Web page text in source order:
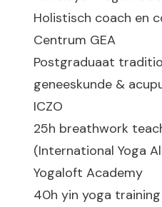
Holistisch coach en
Centrum GEA
Postgraduaat
geneeskunde &
ICZO
25h breathwork
(International Yoga
Yogaloft Academy
40h yin yoga